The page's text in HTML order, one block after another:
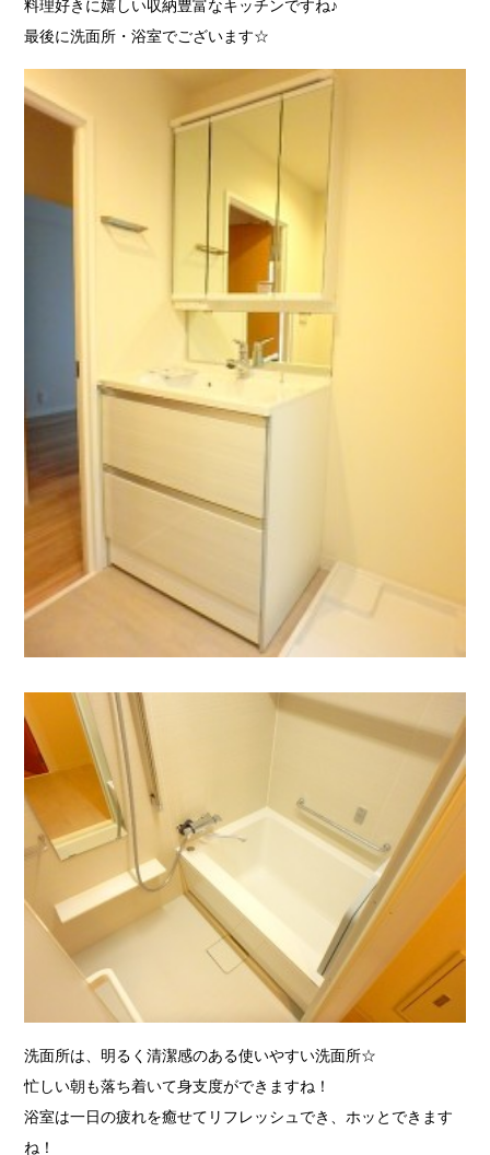
料理好きに嬉しい収納豊富なキッチンですね♪
最後に洗面所・浴室でございます☆
洗面所は、明るく清潔感のある使いやすい洗面所☆
忙しい朝も落ち着いて身支度ができますね！
浴室は一日の疲れを癒せてリフレッシュでき、ホッとできます
ね！